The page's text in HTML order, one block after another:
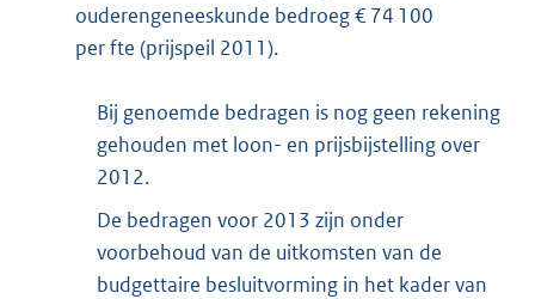
ouderengeneeskunde bedroeg € 74 100
per fte (prijspeil 2011).
Bij genoemde bedragen is nog geen rekening
gehouden met loon- en prijsbijstelling over
2012.
De bedragen voor 2013 zijn onder
voorbehoud van de uitkomsten van de
budgettaire besluitvorming in het kader van